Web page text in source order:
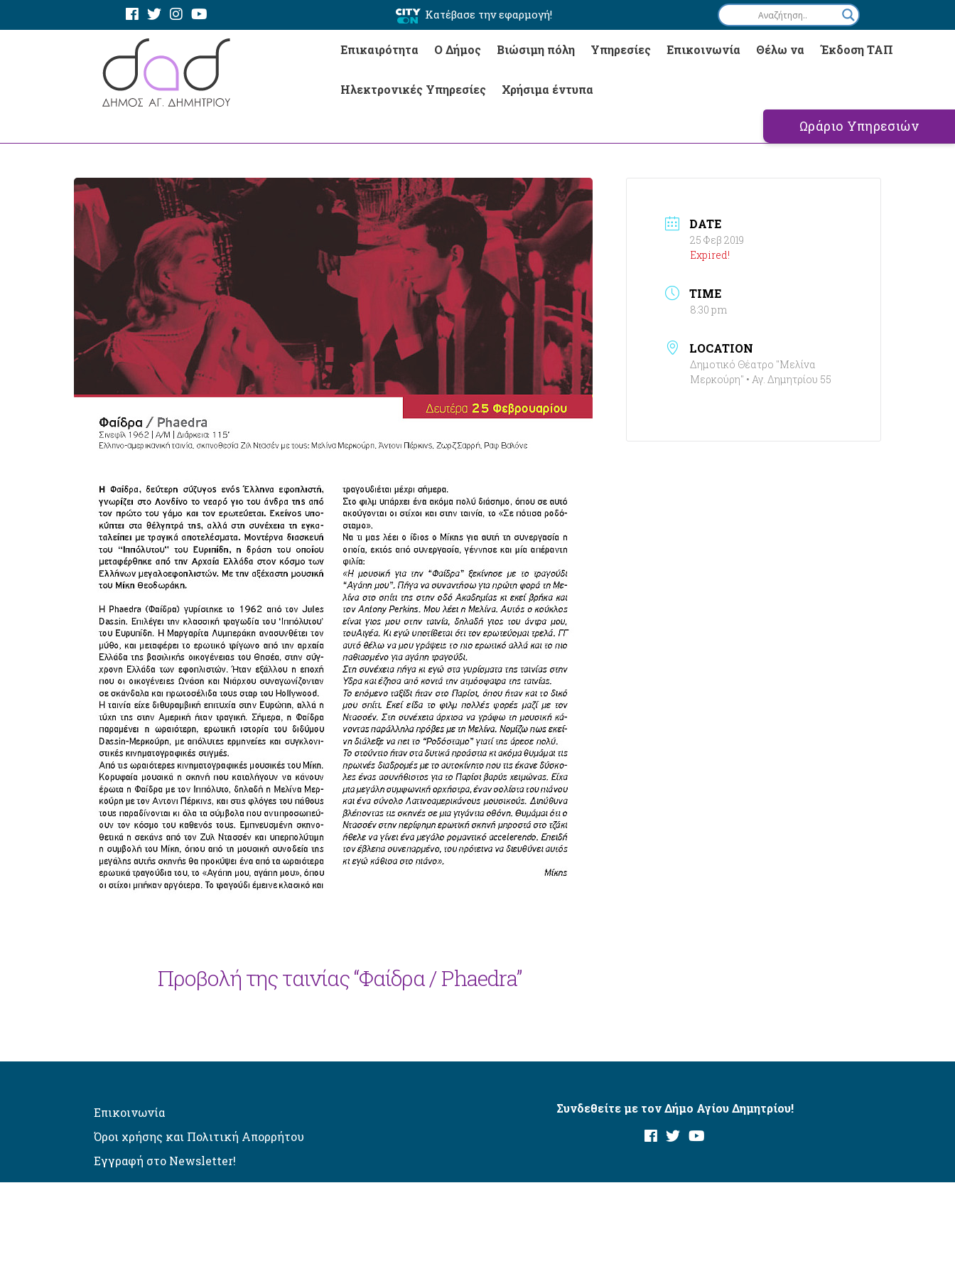
Κατέβασε την εφαρμογή!
Επικαιρότητα Ο Δήμος Βιώσιμη πόλη Υπηρεσίες Επικοινωνία Θέλω να Έκδοση ΤΑΠ
Ηλεκτρονικές Υπηρεσίες Χρήσιμα έντυπα
Ωράριο Υπηρεσιών
Προβολή της ταινίας “Φαίδρα / Phaedra”
DATE
25 Φεβ 2019
Expired!
TIME
8:30 pm
LOCATION
Δημοτικό Θέατρο "Μελίνα
Μερκούρη" • Αγ. Δημητρίου 55
Επικοινωνία
Όροι χρήσης και Πολιτική Απορρήτου
Εγγραφή στο Newsletter!
Συνδεθείτε με τον Δήμο Αγίου Δημητρίου!